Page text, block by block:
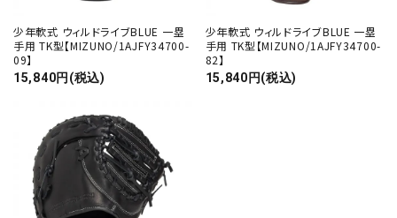
少年軟式 ウィルドライブBLUE 一塁
手用 TK型【MIZUNO/1AJFY34700-
09】
15,840円(税込)
少年軟式 ウィルドライブBLUE 一塁
手用 TK型【MIZUNO/1AJFY34700-
82】
15,840円(税込)